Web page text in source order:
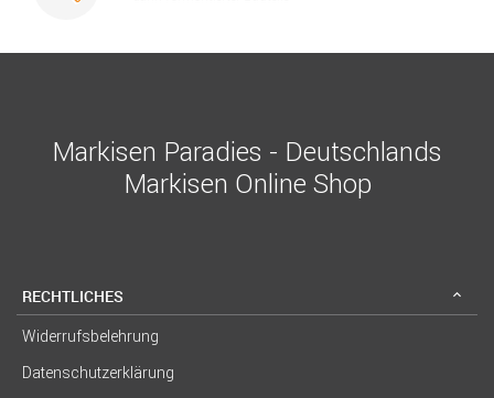
Markisen Paradies - Deutschlands
Markisen Online Shop
RECHTLICHES
Widerrufsbelehrung
Datenschutzerklärung